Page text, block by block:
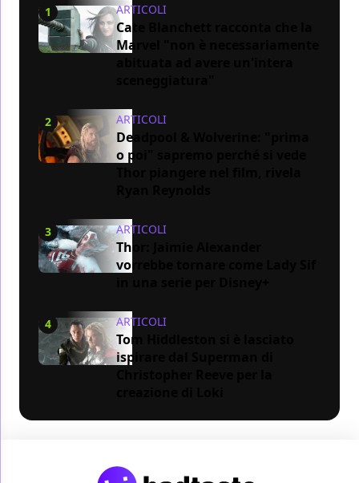
1 ARTICOLI
Cate Blanchett racconta che la
Marvel "non è necessariamente
2 ARTICOLI
Deadpool & Wolverine: "prima
o poi" sapremo perché si vede
3 ARTICOLI
Thor: Jaimie Alexander
vorrebbe tornare come Lady Sif
4 ARTICOLI
Tom Hiddleston si è lasciato
ispirare dal Superman di